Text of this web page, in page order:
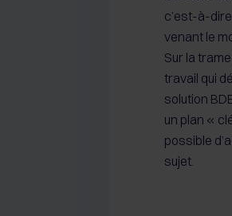
c’est-à-
venant le
Sur la
travail qui
solution
un plan «
possible
sujet.